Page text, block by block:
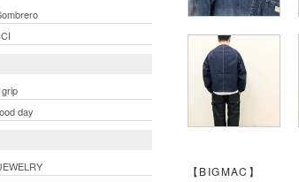
【BIGMAC】
day